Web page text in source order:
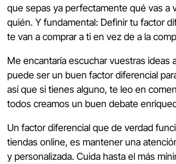
que sepas ya perfectamente qué vas a
quién. Y fundamental: Definir tu factor
te van a comprar a ti en vez de a la
Me encantaría escuchar vuestras ideas
puede ser un buen factor diferencial
así que si tienes alguno, te leo en
todos creamos un buen debate
Un factor diferencial que de verdad
tiendas online, es mantener una
y personalizada. Cuida hasta el más